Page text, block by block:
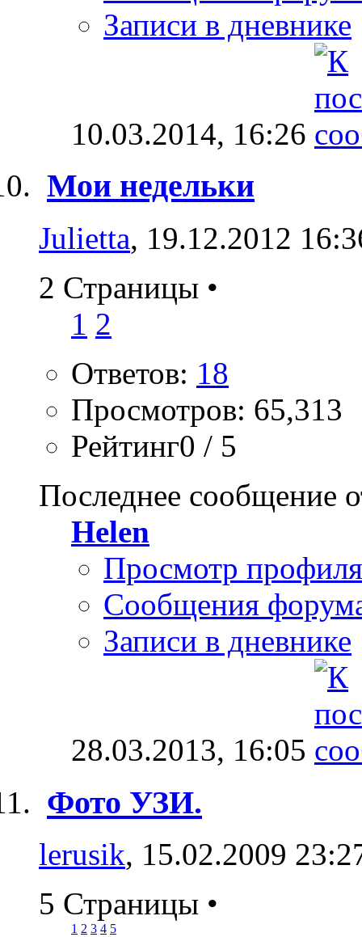
Записи в дневнике
10.03.2014, 16:26
Мои недельки
Julietta, 19.12.2012
2 Страницы •
1 2
Ответов: 18
Просмотров: 65,313
Рейтинг0 / 5
Последнее сообщение
Helen
Просмотр профиля
Сообщения
Записи в дневнике
28.03.2013, 16:05
Фото УЗИ.
lerusik, 15.02.2009
5 Страницы •
1 2 3 4 5